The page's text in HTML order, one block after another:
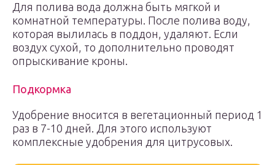
Для полива вода должна быть мягкой и
комнатной температуры. После полива воду,
которая вылилась в поддон, удаляют. Если
воздух сухой, то дополнительно проводят
опрыскивание кроны.
Подкормка
Удобрение вносится в вегетационный период 1
раз в 7-10 дней. Для этого используют
комплексные удобрения для цитрусовых.